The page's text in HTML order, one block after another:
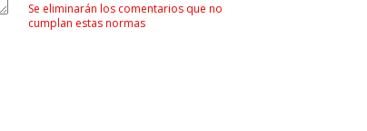
Se eliminarán los comentarios que no
cumplan estas normas